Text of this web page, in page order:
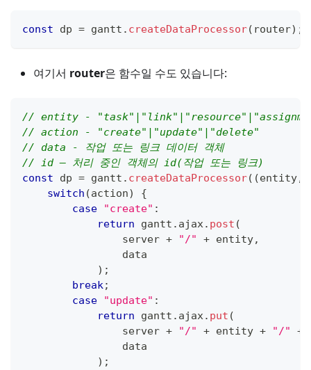
const dp = gantt . createDataProcessor( router) ;
여기서 router은 함수일 수도 있습니다:
// entity -
// action - "create"|"update"|"delete"
// data - 작업 또는 링크 데이터 객체
// id – 처리 중인 객체의 id(작업 또는 링크)
const dp = gantt . createDataProcessor( (entity,
switch (action)
{
case
"create" :
return gantt . ajax. post (
                server
+ "/" + entity,
                data
) ;
break;
case
"update" :
return gantt . ajax. put (
                server
+ "/" + entity + "/" +
                data
) ;